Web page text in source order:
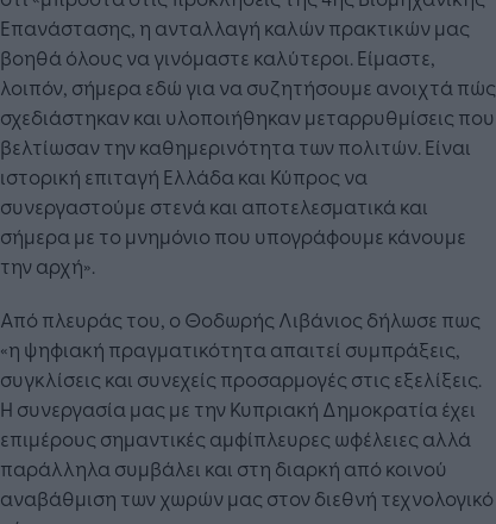
Επανάστασης, η ανταλλαγή καλών πρακτικών μας
βοηθά όλους να γινόμαστε καλύτεροι. Είμαστε,
λοιπόν, σήμερα εδώ για να συζητήσουμε ανοιχτά πώς
σχεδιάστηκαν και υλοποιήθηκαν μεταρρυθμίσεις που
βελτίωσαν την καθημερινότητα των πολιτών. Είναι
ιστορική επιταγή Ελλάδα και Κύπρος να
συνεργαστούμε στενά και αποτελεσματικά και
σήμερα με το μνημόνιο που υπογράφουμε κάνουμε
την αρχή».
Από πλευράς του, ο Θοδωρής Λιβάνιος δήλωσε πως
«η ψηφιακή πραγματικότητα απαιτεί συμπράξεις,
συγκλίσεις και συνεχείς προσαρμογές στις εξελίξεις.
Η συνεργασία μας με την Κυπριακή Δημοκρατία έχει
επιμέρους σημαντικές αμφίπλευρες ωφέλειες αλλά
παράλληλα συμβάλει και στη διαρκή από κοινού
αναβάθμιση των χωρών μας στον διεθνή τεχνολογικό